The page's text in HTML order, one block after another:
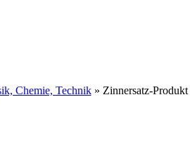
Chemie, Technik» Zinnersatz-